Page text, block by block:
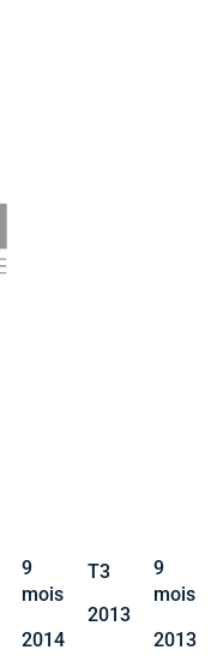
9
mois
2014
T3
2013
9
mois
2013